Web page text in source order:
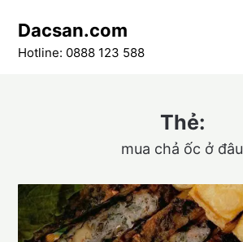
content
Dacsan.com
Hotline: 0888 123 588
Thẻ:
mua chả ốc ở đâu